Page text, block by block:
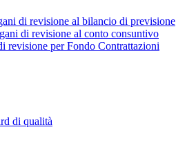
di revisione al bilancio di previsione
di revisione al conto consuntivo
revisione per Fondo Contrattazioni
di qualità